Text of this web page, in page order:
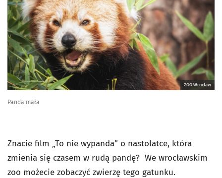
ZOO Wrocław
Panda mała
Znacie film „To nie wypanda” o nastolatce, która
zmienia się czasem w rudą pandę? We wrocławskim
zoo możecie zobaczyć zwierzę tego gatunku.